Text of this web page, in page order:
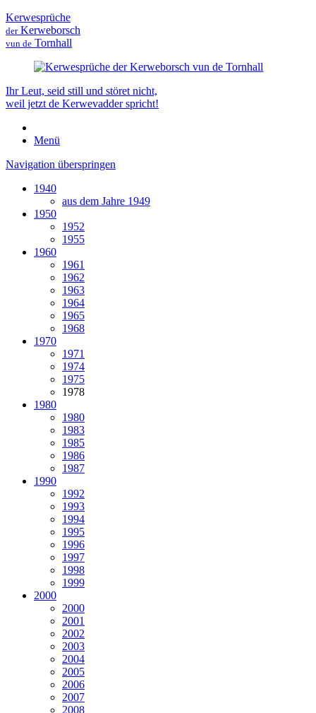
Kerwesprüche
derKerweborsch
vun de Tornhall
Ihr Leut, seid still und störet nicht,
weil jetzt de Kerwevadder spricht!
Menü
Navigation überspringen
1940
aus dem Jahre 1949
1950
1952
1955
1960
1961
1962
1963
1964
1965
1968
1970
1971
1974
1975
1978
1980
1980
1983
1985
1986
1987
1990
1992
1993
1994
1995
1996
1997
1998
1999
2000
2000
2001
2002
2003
2004
2005
2006
2007
2008